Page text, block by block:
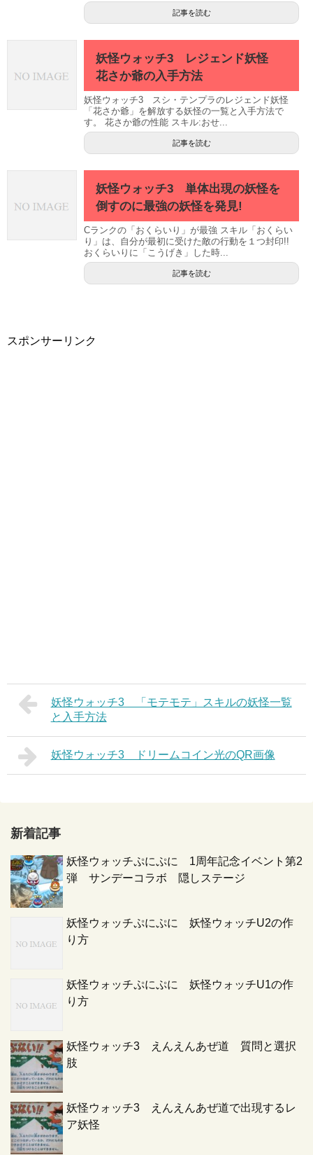
記事を読む
妖怪ウォッチ3 レジェンド妖怪
花さか爺の入手方法
妖怪ウォッチ3 スシ・テンプラのレジェンド妖怪
「花さか爺」を解放する妖怪の一覧と入手方法で
す。 花さか爺の性能 スキル:おせ...
記事を読む
妖怪ウォッチ3 単体出現の妖怪を
倒すのに最強の妖怪を発見!
Cランクの「おくらいり」が最強 スキル「おくらい
り」は、自分が最初に受けた敵の行動を１つ封印!!
おくらいりに「こうげき」した時...
記事を読む
スポンサーリンク
妖怪ウォッチ3 「モテモテ」スキルの妖怪一覧
と入手方法
妖怪ウォッチ3 ドリームコイン光のQR画像
新着記事
妖怪ウォッチぷにぷに 1周年記念イベント第2
弾 サンデーコラボ 隠しステージ
妖怪ウォッチぷにぷに 妖怪ウォッチU2の作
り方
妖怪ウォッチぷにぷに 妖怪ウォッチU1の作
り方
妖怪ウォッチ3 えんえんあぜ道 質問と選択
肢
妖怪ウォッチ3 えんえんあぜ道で出現するレ
ア妖怪